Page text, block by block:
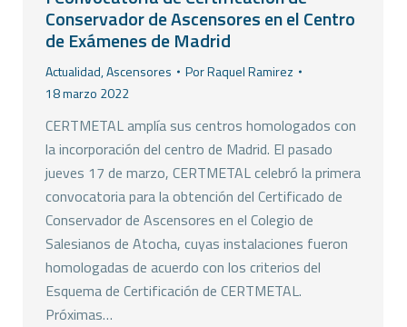
Conservador de Ascensores en el Centro
de Exámenes de Madrid
Actualidad,Ascensores PorRaquel Ramirez
18 marzo 2022
CERTMETAL amplía sus centros homologados con
la incorporación del centro de Madrid. El pasado
jueves 17 de marzo, CERTMETAL celebró la primera
convocatoria para la obtención del Certificado de
Conservador de Ascensores en el Colegio de
Salesianos de Atocha, cuyas instalaciones fueron
homologadas de acuerdo con los criterios del
Esquema de Certificación de CERTMETAL.
Próximas…